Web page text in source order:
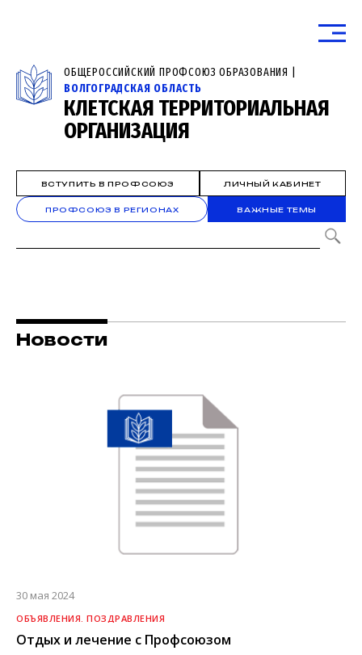
ОБЩЕРОССИЙСКИЙ ПРОФСОЮЗ ОБРАЗОВАНИЯ |
ВОЛГОГРАДСКАЯ ОБЛАСТЬ
КЛЕТСКАЯ ТЕРРИТОРИАЛЬНАЯ
ОРГАНИЗАЦИЯ
ВСТУПИТЬ В ПРОФСОЮЗ ЛИЧНЫЙ КАБИНЕТ
ПРОФСОЮЗ В РЕГИОНАХ ВАЖНЫЕ ТЕМЫ
Новости
30 мая 2024
ОБЪЯВЛЕНИЯ. ПОЗДРАВЛЕНИЯ
Отдых и лечение с Профсоюзом